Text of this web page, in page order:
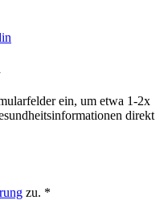
ein, um etwa 1-2x
direkt
zu. *